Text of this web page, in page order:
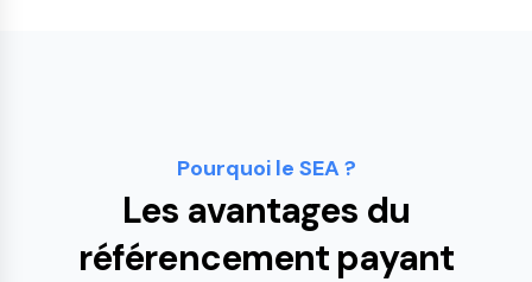
Pourquoi le SEA ?
Les avantages du
référencement payant